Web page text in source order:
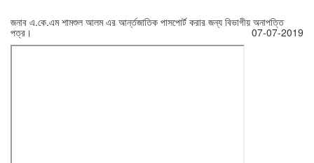
জনাব এ.কে.এম শামশুল আলম এর আর্ন্তজাতিক পাসপোর্ট করার জন্য বিভাগীয় অনাপত্তি
পত্র। 07-07-2019